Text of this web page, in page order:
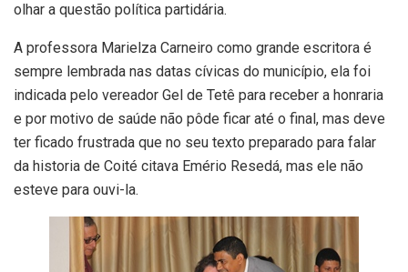
olhar a questão política partidária.
A professora Marielza Carneiro como grande escritora é
sempre lembrada nas datas cívicas do município, ela foi
indicada pelo vereador Gel de Tetê para receber a honraria
e por motivo de saúde não pôde ficar até o final, mas deve
ter ficado frustrada que no seu texto preparado para falar
da historia de Coité citava Emério Resedá, mas ele não
esteve para ouvi-la.